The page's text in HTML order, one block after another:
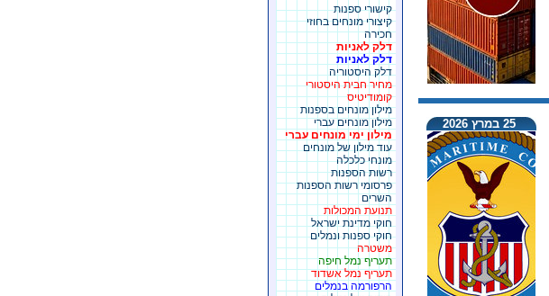
קישורי ספנות
קיצורי מונחים בחוזי
חכירה
דלק לאניות
דלק לאניות
דלק היסטוריה
מחיר חבית היסטורי
קומודיטיס
מילון מונחים בספנות
מילון מונחים עברי
מילון ימי מונחים עברי
עוד מילון של מונחים
מונחי כלכלה
רשות הספנות
פרסומי רשות הספנות
השרים
תנועת המכולות
חוקי מדינת ישראל
חוקי ספנות ונמלים
משטרה
תעריף נמל חיפה
תעריף נמל אשדוד
הרפורמה בנמלים